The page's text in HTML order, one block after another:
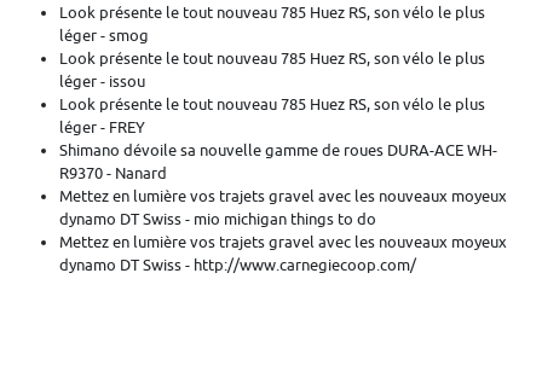
Look présente le tout nouveau 785 Huez RS, son vélo le plus
léger - smog
Look présente le tout nouveau 785 Huez RS, son vélo le plus
léger - issou
Look présente le tout nouveau 785 Huez RS, son vélo le plus
léger - FREY
Shimano dévoile sa nouvelle gamme de roues DURA-ACE WH-
R9370 - Nanard
Mettez en lumière vos trajets gravel avec les nouveaux moyeux
dynamo DT Swiss - mio michigan things to do
Mettez en lumière vos trajets gravel avec les nouveaux moyeux
dynamo DT Swiss - http://www.carnegiecoop.com/